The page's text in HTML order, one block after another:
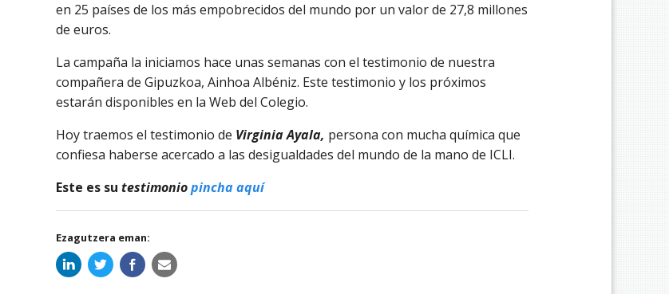
en 25 países de los más empobrecidos del mundo por un valor de 27,8 millones
de euros.
La campaña la iniciamos hace unas semanas con el testimonio de nuestra
compañera de Gipuzkoa, Ainhoa Albéniz. Este testimonio y los próximos
estarán disponibles en la Web del Colegio.
Hoy traemos el testimonio de Virginia Ayala, persona con mucha química que
confiesa haberse acercado a las desigualdades del mundo de la mano de ICLI.
Este es su testimoniopincha aquí
Ezagutzera eman: